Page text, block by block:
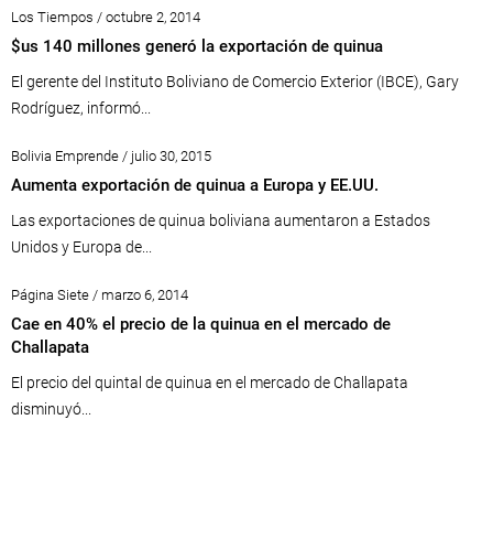
Los Tiempos / octubre 2, 2014
$us 140 millones generó la exportación de quinua
El gerente del Instituto Boliviano de Comercio Exterior (IBCE), Gary
Rodríguez, informó...
Bolivia Emprende / julio 30, 2015
Aumenta exportación de quinua a Europa y EE.UU.
Las exportaciones de quinua boliviana aumentaron a Estados
Unidos y Europa de...
Página Siete / marzo 6, 2014
Cae en 40% el precio de la quinua en el mercado de
Challapata
El precio del quintal de quinua en el mercado de Challapata
disminuyó...